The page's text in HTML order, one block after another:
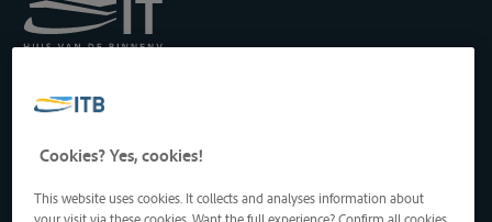
het Transport langs de
Drukpersstraat 19
1000 Brussel, België
Tel: +32 2 217 09 67
http://www.itb-info.be
Cookies? Yes, cookies!
This website uses cookies. It collects and analyses information about